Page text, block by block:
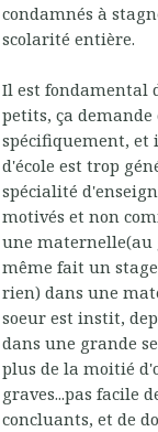
condamnés à
scolarité entière.
Il est fondamental
petits, ça demande
spécifiquement, et
d'école est trop
spécialité
motivés et non
une maternelle(au
même fait un
rien) dans une
soeur est instit,
dans une grande
plus de la moitié
graves...pas facile
concluants, et de